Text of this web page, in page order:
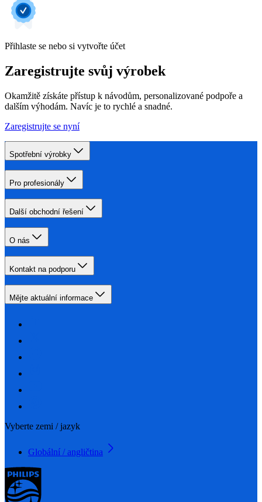
Přihlaste se nebo si vytvořte účet
Zaregistrujte svůj výrobek
Okamžitě získáte přístup k návodům, personalizované podpoře a
dalším výhodám. Navíc je to rychlé a snadné.
Zaregistrujte se nyní
Spotřební výrobky
Pro profesionály
Další obchodní řešení
O nás
Kontakt na podporu
Mějte aktuální informace
Vyberte zemi / jazyk
Globální / angličtina